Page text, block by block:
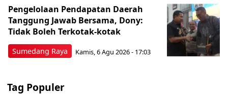
Sumedang Raya
Pengelolaan Pendapatan Daerah
Tanggung Jawab Bersama, Dony:
Tidak Boleh Terkotak-kotak
Kamis, 6 Agu 2026 - 17:03
Tag Populer